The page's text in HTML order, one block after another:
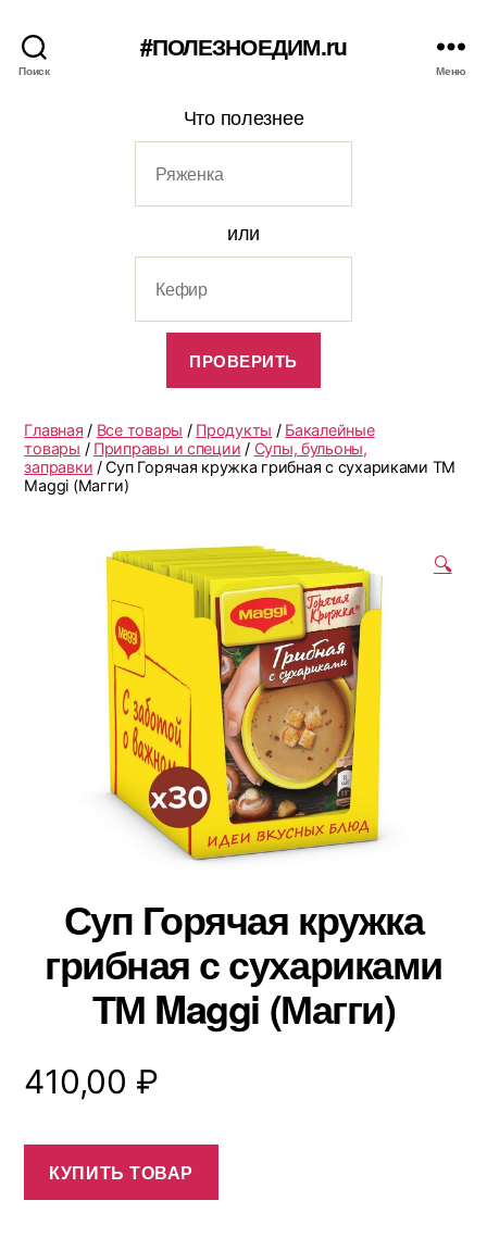
Поиск
#ПОЛЕЗНОЕДИМ.ru
Меню
Что полезнее
или
Главная / Все товары / Продукты / Бакалейные
товары / Приправы и специи / Супы, бульоны,
заправки / Суп Горячая кружка грибная с сухариками ТМ
Maggi (Магги)
🔍
Суп Горячая кружка
грибная с сухариками
ТМ Maggi (Магги)
410,00 ₽
КУПИТЬ ТОВАР